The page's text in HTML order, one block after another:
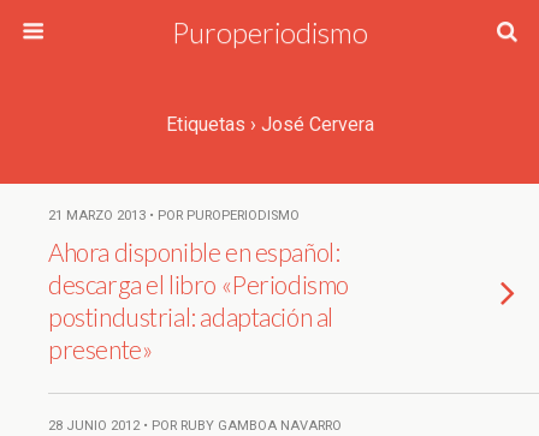
Puroperiodismo
Etiquetas › José Cervera
21 MARZO 2013 • POR PUROPERIODISMO
Ahora disponible en español:
descarga el libro «Periodismo
postindustrial: adaptación al
presente»
28 JUNIO 2012 • POR RUBY GAMBOA NAVARRO